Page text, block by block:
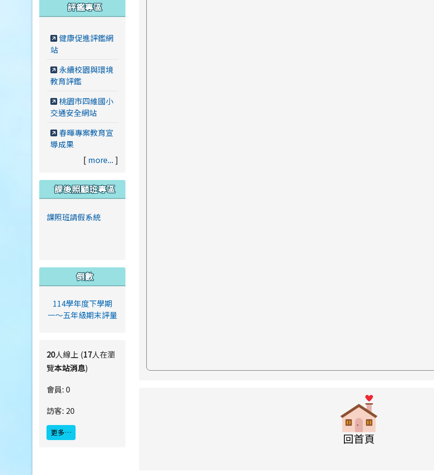
link to
評鑑專區
健康促進評鑑網
站
永續校園與環境
教育評鑑
桃園市四維國小
交通安全網站
春暉專案教育宣
導成果
[ more... ]
課後照顧班專區
課照班請假系統
倒數
114學年度下學期
一～五年級期末評量
20人線上 (17人在瀏
覽本站消息)
會員: 0
訪客: 20
更多…